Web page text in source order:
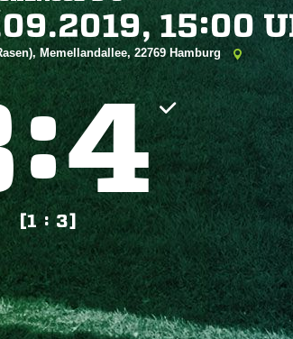
 
Memellandallee, 22769 Hamburg
:
[1 : 3]